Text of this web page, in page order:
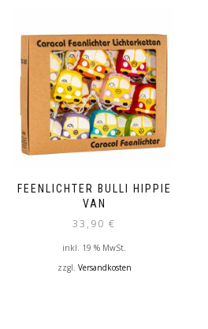
FEENLICHTER BULLI HIPPIE
VAN
33,90 €
inkl. 19 % MwSt.
zzgl. Versandkosten